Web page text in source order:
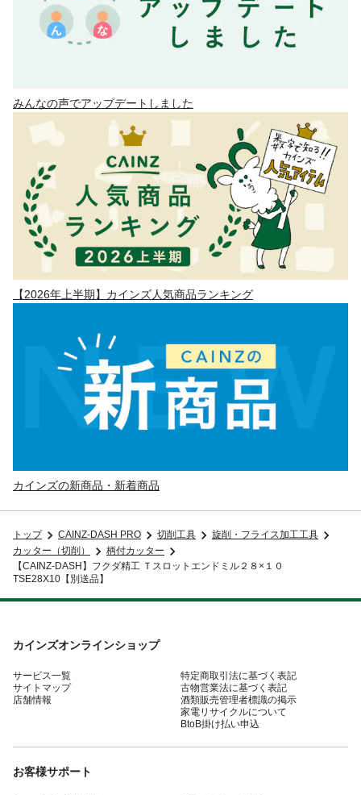
みんなの声でアップデートしました
【2026年上半期】カインズ人気商品ランキング
カインズの新商品・新着商品
トップ CAINZ-DASH PRO 切削工具
旋削・フライス加工工具
カッター（切削）
柄付カッター
【CAINZ-DASH】フクダ精工 Ｔスロットエンドミル２８×１０
TSE28X10【別送品】
カインズオンラインショップ
サービス一覧
サイトマップ
店舗情報
特定商取引法に基づく表記
古物営業法に基づく表記
酒類販売管理者標識の掲示
家電リサイクルについて
BtoB掛け払い申込
お客様サポート